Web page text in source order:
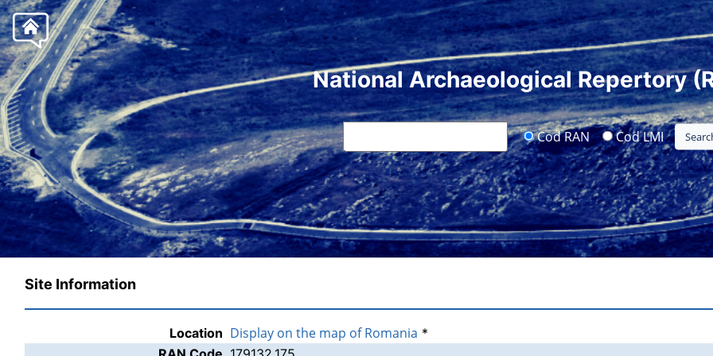
National Archaeological Repertory
Cod RAN Cod LMI
Site Information
Location Display on the map of Romania *